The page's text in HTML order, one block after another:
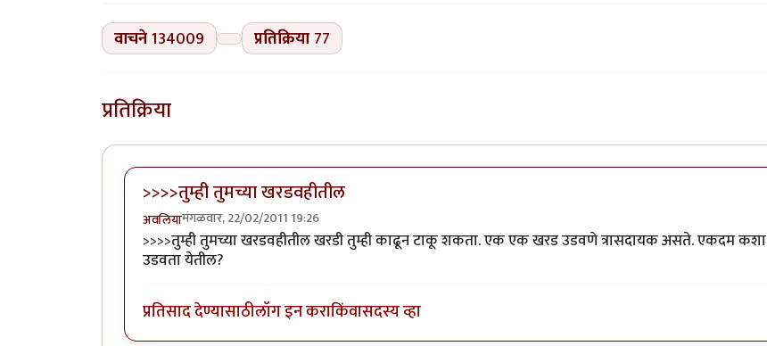
वाचने134009 प्रतिक्रिया 77
प्रतिक्रिया
>>>>तुम्ही तुमच्या खरडवहीतील
अवलियामंगळवार, 22/02/2011 19:26
>>>>तुम्ही तुमच्या खरडवहीतील खरडी तुम्ही काढून टाकू शकता. एक एक खरड उडवणे त्रासदायक असते. एकदम कशा
उडवता येतील?
प्रतिसाद देण्यासाठीलॉग इन कराकिंवासदस्य व्हा